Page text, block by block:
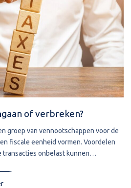
of verbreken?
groep van vennootschappen voor de
fiscale eenheid vormen. Voordelen
transacties onbelast kunnen